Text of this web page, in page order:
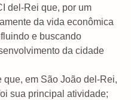
del-Rei que, por um
da vida econômica
e buscando
da cidade
que, em São João del-Rei,
sua principal atividade;